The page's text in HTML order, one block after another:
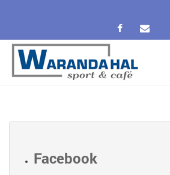
Facebook